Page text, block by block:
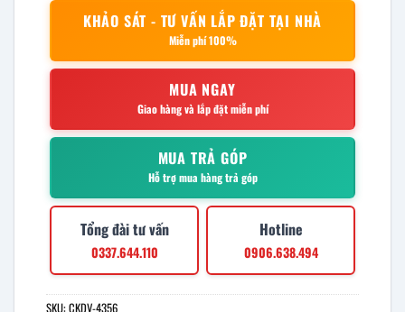
KHẢO SÁT - TƯ VẤN LẮP ĐẶT TẠI NHÀ
Miễn phí 100%
MUA NGAY
Giao hàng và lắp đặt miễn phí
MUA TRẢ GÓP
Hỗ trợ mua hàng trả góp
Tổng đài tư vấn
0337.644.110
Hotline
0906.638.494
SKU:CKDV-4356